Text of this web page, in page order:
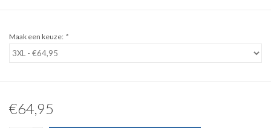
DAMES
Maak een keuze: *
€64,95